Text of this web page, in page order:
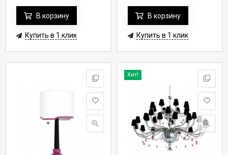
В корзину
Купить в 1 клик
В корзину
Купить в 1 клик
Хит!